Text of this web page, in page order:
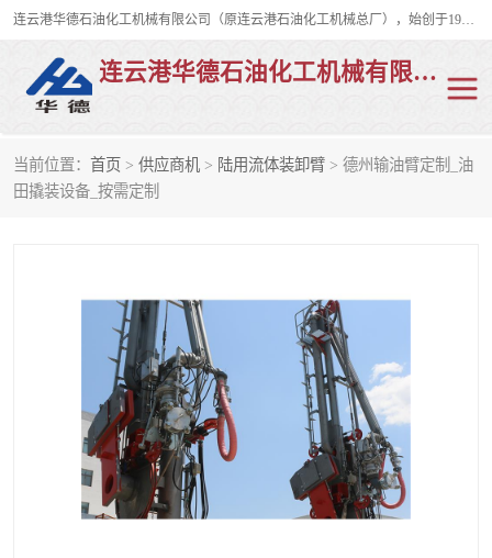
连云港华德石油化工机械有限公司（原连云港石油化工机械总厂），始创于1982年，是从事码头船用流体装卸臂、陆用流体装卸臂（鹤管）、活动梯、钢构平台、定量装车系统等全系列流体装卸设备的设计、制造、销售以及服务的专业供应商。
连云港华德石油化工机械有限公司
当前位置： 首页 > 供应商机 > 陆用流体装卸臂 > 德州输油臂定制_油
田撬装设备_按需定制
陆用流体装卸臂
LNG鹤管 活动梯
卸车鹤管
装车鹤管 输油臂
紧急脱离干式接头 火车鹤管
汽车鹤管 顶部鹤管